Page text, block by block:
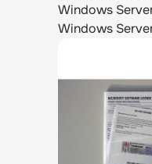
Windows
Windows